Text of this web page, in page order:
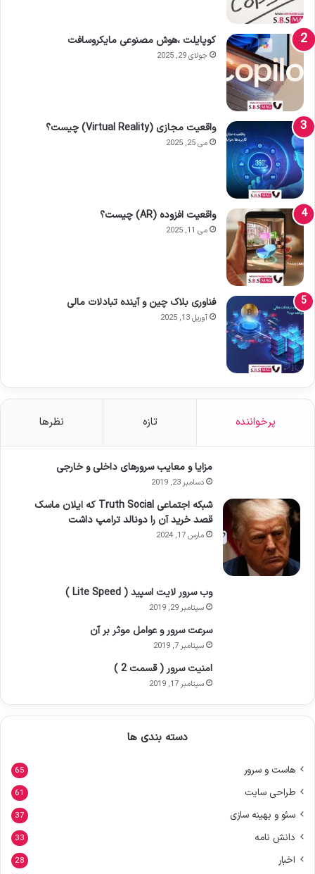
کوپایلت ،هوش مصنوعی مایکروسافت
جولای 29, 2025
واقعیت مجازی (Virtual Reality) چیست؟
می 25, 2025
واقعیت افزوده (AR) چیست؟
می 11, 2025
فناوری بلاک چین و آینده تبادلات مالی
آوریل 13, 2025
پرخواننده تازه نظرها
مزایا و معایب سرورهای داخلی و خارجی
دسامبر 23, 2019
شبکه اجتماعی Truth Social که ایلان ماسک
قصد خرید آن را دونالد ترامپ داشت
مارس 17, 2024
وب سرور لایت اسپید ( Lite Speed )
سپتامبر 29, 2019
سرعت سرور و عوامل موثر بر آن
سپتامبر 7, 2019
امنیت سرور ( قسمت 2 )
سپتامبر 17, 2019
دسته بندی ها
هاست و سرور 65
طراحی سایت 61
سئو و بهینه سازی 37
دانش نامه 33
اخبار 28